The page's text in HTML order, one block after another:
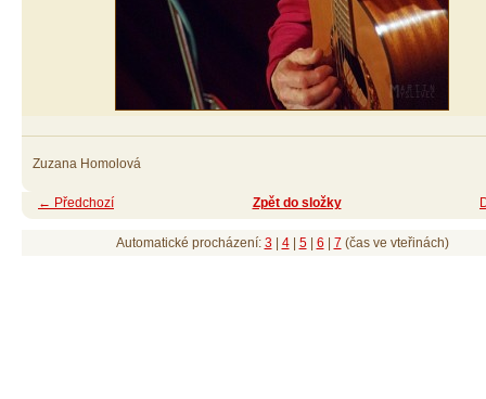
Zuzana Homolová
← Předchozí Zpět do složky
Automatické procházení: 3| 4| 5| 6 7 (čas ve vteřinách)